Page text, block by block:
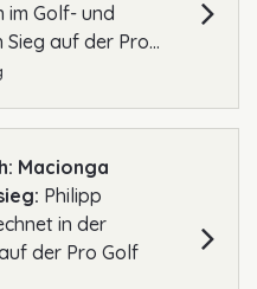
im Golf- und
auf der Pro...
Macionga
Philipp
in der
der Pro Golf